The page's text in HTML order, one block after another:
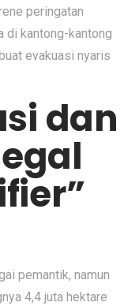
peringatan
di kantong-kantong
evakuasi nyaris
dan
pemantik, namun
4,4 juta hektare